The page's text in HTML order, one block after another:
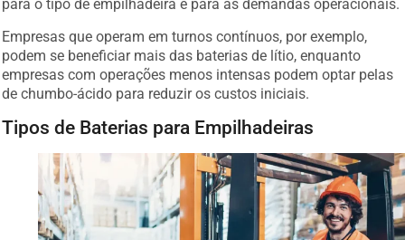
para o tipo de empilhadeira e para as demandas operacionais.
Empresas que operam em turnos contínuos, por exemplo,
podem se beneficiar mais das baterias de lítio, enquanto
empresas com operações menos intensas podem optar pelas
de chumbo-ácido para reduzir os custos iniciais.
Tipos de Baterias para Empilhadeiras